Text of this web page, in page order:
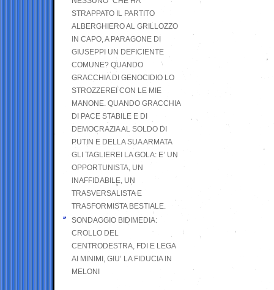
STRAPPATO IL PARTITO
ALBERGHIERO AL GRILLOZZO
IN CAPO, A PARAGONE DI
GIUSEPPI UN DEFICIENTE
COMUNE? QUANDO
GRACCHIA DI GENOCIDIO LO
STROZZEREI CON LE MIE
MANONE. QUANDO GRACCHIA
DI PACE STABILE E DI
DEMOCRAZIA AL SOLDO DI
PUTIN E DELLA SUA ARMATA
GLI TAGLIEREI LA GOLA: E’ UN
OPPORTUNISTA, UN
INAFFIDABILE, UN
TRASVERSALISTA E
TRASFORMISTA BESTIALE.
SONDAGGIO BIDIMEDIA:
CROLLO DEL
CENTRODESTRA, FDI E LEGA
AI MINIMI, GIU’ LA FIDUCIA IN
MELONI